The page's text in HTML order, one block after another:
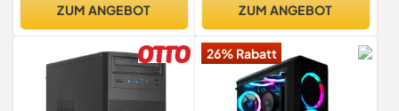
Windows 11 Pro + Greed
ZUM ANGEBOT ZUM ANGEBOT
26% Rabatt